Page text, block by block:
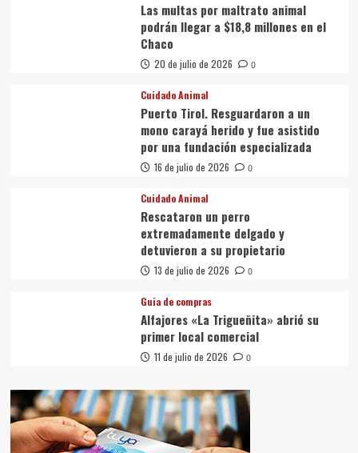
Las multas por maltrato animal
podrán llegar a $18,8 millones en el
Chaco
20 de julio de 2026 0
Cuidado Animal
Puerto Tirol. Resguardaron a un
mono carayá herido y fue asistido
por una fundación especializada
16 de julio de 2026 0
Cuidado Animal
Rescataron un perro
extremadamente delgado y
detuvieron a su propietario
13 de julio de 2026 0
Guia de compras
Alfajores «La Trigueñita» abrió su
primer local comercial
11 de julio de 2026 0